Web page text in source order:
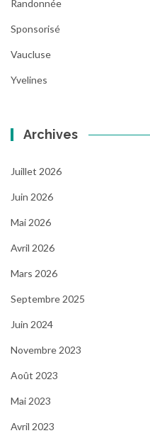
Randonnée
Sponsorisé
Vaucluse
Yvelines
Archives
Juillet 2026
Juin 2026
Mai 2026
Avril 2026
Mars 2026
Septembre 2025
Juin 2024
Novembre 2023
Août 2023
Mai 2023
Avril 2023